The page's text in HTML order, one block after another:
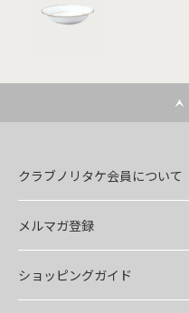
クラブノリタケ会員について
メルマガ登録
ショッピングガイド